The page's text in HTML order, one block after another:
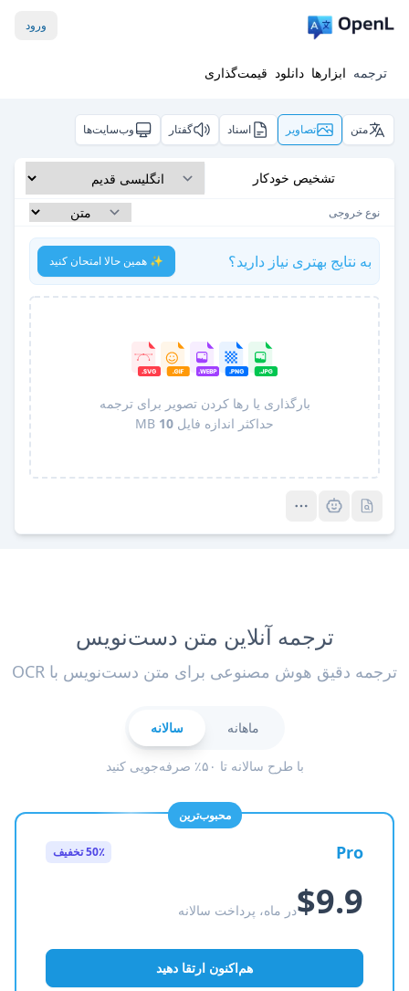
ورود
ترجمه ابزارها دانلود قیمت‌گذاری
متن تصاویر اسناد گفتار وب‌سایت‌ها
تشخیص خودکار
نوع خروجی
به نتایج بهتری نیاز دارید؟ ✨ همین حالا امتحان کنید
بارگذاری یا رها کردن تصویر برای ترجمه
حداکثر اندازه فایل 10
ترجمه آنلاین متن دست‌نویس
ترجمه دقیق هوش مصنوعی برای متن دست‌نویس با OCR
ماهانه سالانه
با طرح سالانه تا ۵۰٪ صرفه‌جویی کنید
محبوب‌ترین
Pro 50٪ تخفیف
$9.9در ماه، پرداخت سالانه
هم‌اکنون ارتقا دهید